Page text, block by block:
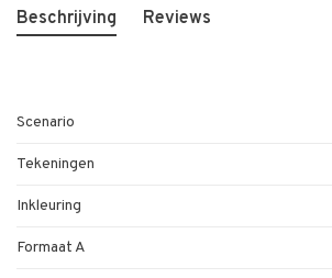
Beschrijving Reviews
Scenario
Tekeningen
Inkleuring
Formaat A